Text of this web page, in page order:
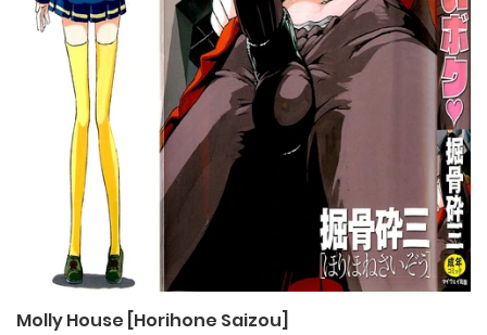
Molly House [Horihone Saizou]